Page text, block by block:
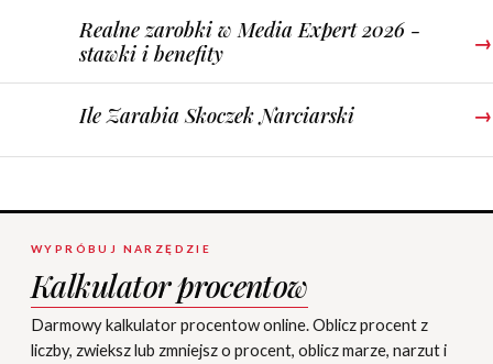
Realne zarobki w Media Expert 2026 -
stawki i benefity
→
Ile Zarabia Skoczek Narciarski →
WYPRÓBUJ NARZĘDZIE
Kalkulator procentow
Darmowy kalkulator procentow online. Oblicz procent z
liczby, zwieksz lub zmniejsz o procent, oblicz marze, narzut i